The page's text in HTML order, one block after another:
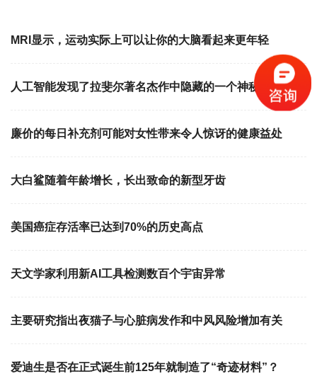
MRI显示，运动实际上可以让你的大脑看起来更年轻
人工智能发现了拉斐尔著名杰作中隐藏的一个神秘细节
廉价的每日补充剂可能对女性带来令人惊讶的健康益处
大白鲨随着年龄增长，长出致命的新型牙齿
美国癌症存活率已达到70%的历史高点
天文学家利用新AI工具检测数百个宇宙异常
主要研究指出夜猫子与心脏病发作和中风风险增加有关
爱迪生是否在正式诞生前125年就制造了“奇迹材料”？